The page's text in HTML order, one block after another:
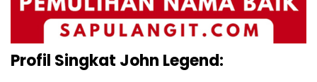
Profil Singkat John Legend: